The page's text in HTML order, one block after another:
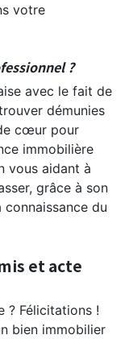
votre
?
avec le fait de
démunies
cœur pour
immobilière
vous aidant à
grâce à son
du
et acte
? Félicitations !
bien immobilier